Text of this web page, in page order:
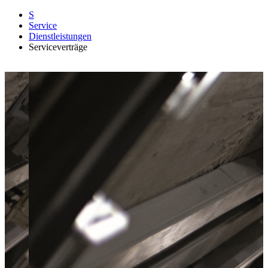
S
Service
Dienstleistungen
Serviceverträge